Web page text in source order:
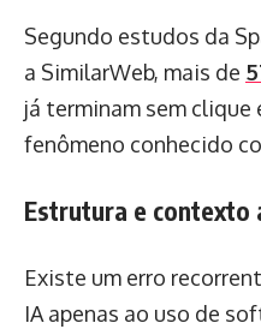
Segundo estudos da
a SimilarWeb, mais de
já terminam sem
fenômeno conhecido
Estrutura e contexto
Existe um erro
IA apenas ao uso de